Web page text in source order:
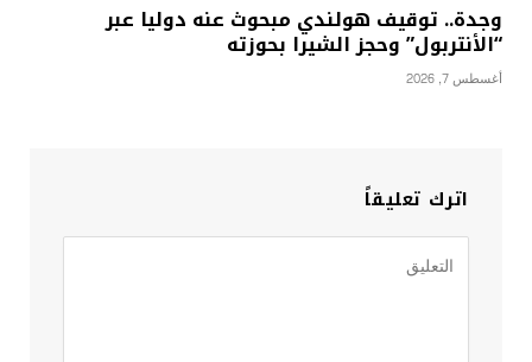
وجدة.. توقيف هولندي مبحوث عنه دوليا عبر
“الأنتربول” وحجز الشيرا بحوزته
أغسطس 7, 2026
اترك تعليقاً